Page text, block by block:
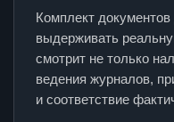
Комплект
выдерживать
смотрит не только
ведения журналов,
и соответствие